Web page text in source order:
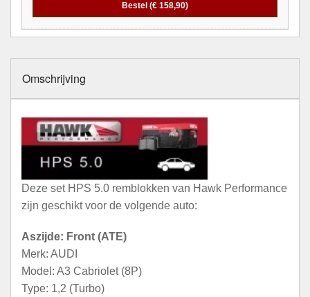
Bestel (€ 158,90)
Omschrijving
Deze set HPS 5.0 remblokken van Hawk Performance
zijn geschikt voor de volgende auto:
Aszijde: Front (ATE)
Merk: AUDI
Model: A3 Cabriolet (8P)
Type: 1,2 (Turbo)